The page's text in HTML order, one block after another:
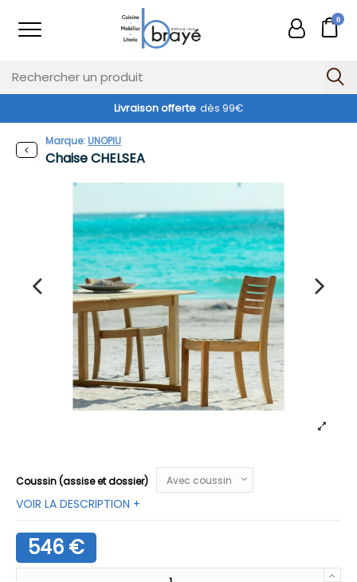
0
Livraison offerte dès 99€
Exclusivité web !
Chaise CHELSEA
Marque:UNOPIU
Coussin (assise et dossier)
VOIR LA DESCRIPTION +
546 €